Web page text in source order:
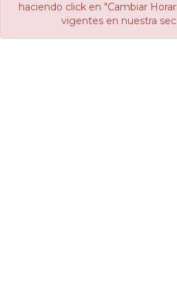
haciendo click en "Cambiar
vigentes en nuestra